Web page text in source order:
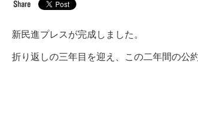
新民進プレスが完成しました。
折り返しの三年目を迎え、この二年間の公